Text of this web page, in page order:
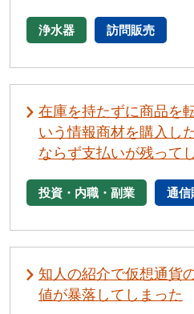
浄水器 訪問販売
在庫を持たずに商品を
いう情報商材を購入し
ならず支払いが残って
投資・内職・副業 通信
知人の紹介で仮想通貨
値が暴落してしまった